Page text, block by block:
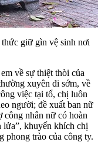
giữ gìn vệ sinh nơi
về sự thiệt thòi của
xuyên đi sớm, về
việc tại tổ, chị luôn
người; đề xuất ban nữ
nhân nữ có hoàn
lửa”, khuyến khích chị
phong trào của công ty.